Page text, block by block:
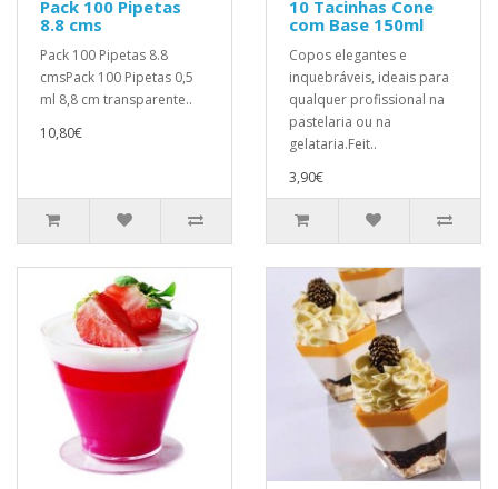
Pack 100 Pipetas
8.8 cms
Pack 100 Pipetas 8.8
cmsPack 100 Pipetas 0,5
ml 8,8 cm transparente..
10,80€
10 Tacinhas Cone
com Base 150ml
Copos elegantes e
inquebráveis, ideais para
qualquer profissional na
pastelaria ou na
gelataria.Feit..
3,90€